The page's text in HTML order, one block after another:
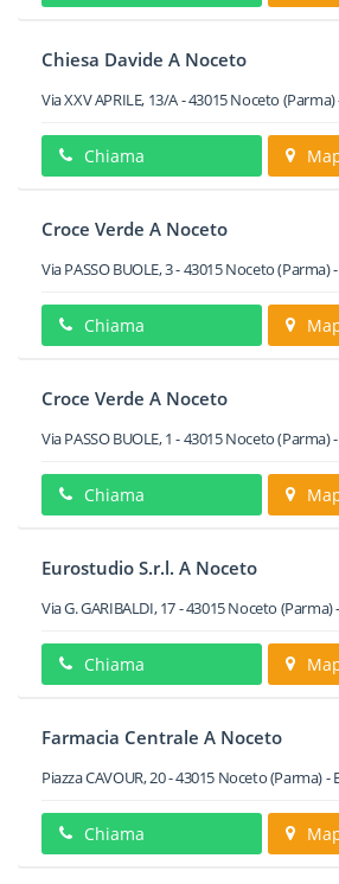
Chiesa Davide A Noceto
Via XXV APRILE, 13/A-43015Noceto (Parma)
Chiama
Croce Verde A Noceto
Via PASSO BUOLE, 3-43015Noceto(Parma) -
Chiama
Croce Verde A Noceto
Via PASSO BUOLE, 1 -43015Noceto(Parma) -
Chiama
Eurostudio S.r.l. A Noceto
Via G. GARIBALDI, 17-43015Noceto (Parma) -
Chiama
Farmacia Centrale A Noceto
Piazza CAVOUR, 20-43015 Noceto(Parma) -
Chiama